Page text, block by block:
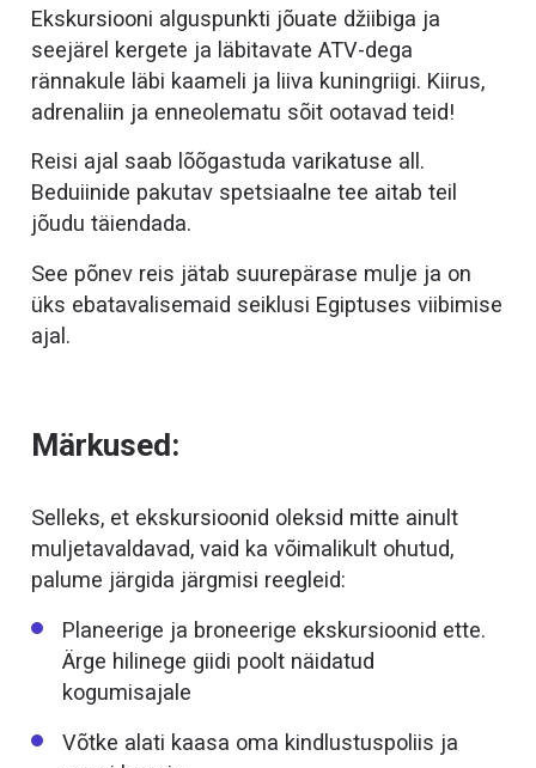
Ekskursiooni alguspunkti jõuate džiibiga ja
seejärel kergete ja läbitavate ATV-dega
rännakule läbi kaameli ja liiva kuningriigi. Kiirus,
adrenaliin ja enneolematu sõit ootavad teid!
Reisi ajal saab lõõgastuda varikatuse all.
Beduiinide pakutav spetsiaalne tee aitab teil
jõudu täiendada.
See põnev reis jätab suurepärase mulje ja on
üks ebatavalisemaid seiklusi Egiptuses viibimise
ajal.
Märkused:
Selleks, et ekskursioonid oleksid mitte ainult
muljetavaldavad, vaid ka võimalikult ohutud,
palume järgida järgmisi reegleid:
Planeerige ja broneerige ekskursioonid ette.
Ärge hilinege giidi poolt näidatud
kogumisajale
Võtke alati kaasa oma kindlustuspoliis ja